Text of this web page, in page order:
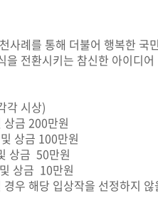
사례를 통해 더불어 행복한 국
전환시키는 참신한 아이디어
각 시상)
금 200만원
상금 100만원
상금 50만원
상금 10만원
우 해당 입상작을 선정하지 않